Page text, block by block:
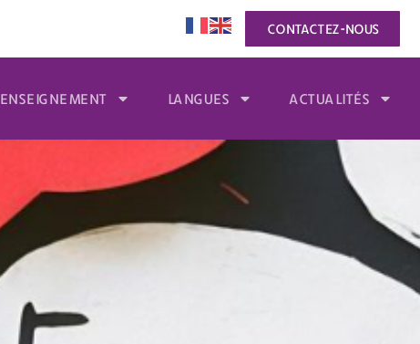
CONTACTEZ-NOUS
ENSEIGNEMENT LANGUES ACTUALITÉS